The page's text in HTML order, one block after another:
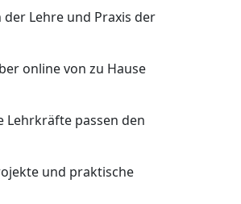
Lehre und Praxis der
online von zu Hause
Lehrkräfte passen den
und praktische